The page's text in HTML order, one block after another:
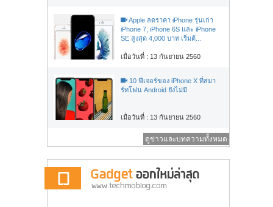
Apple ลดราคา iPhone รุ่นเก่า
iPhone 7, iPhone 6S และ iPhone
SE สูงสุด 4,000 บาท เริ่มต้...
เมื่อวันที่ : 13 กันยายน 2560
10 ฟีเจอร์ของ iPhone X ที่สมา
ร์ทโฟน Android ยังไม่มี
เมื่อวันที่ : 13 กันยายน 2560
ดูข่าวและบทความทั้งหมด